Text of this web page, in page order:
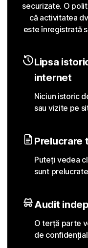
securizate. O
că activitatea
este înregistrată
Lipsa
internet
Niciun istoric
sau vizite pe
Prelucrare
Puteți vedea
sunt
Audit
O terță parte
de